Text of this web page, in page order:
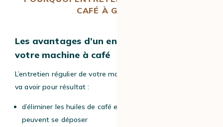
CAFÉ À GRAIN ?
Les avantages d’un entretien régulier de
votre machine à café
L’entretien régulier de votre machine à café automatique
va avoir pour résultat :
d’éliminer les huiles de café et les résidus de calcaire qui
peuvent se déposer